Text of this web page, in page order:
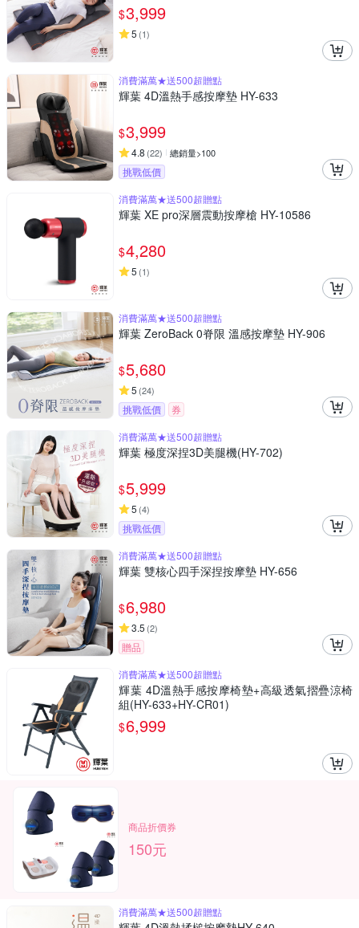
$3,999
5 (1)
消費滿萬★送500超贈點
輝葉 4D溫熱手感按摩墊 HY-633
$3,999
4.8 (22) 總銷量>100
挑戰低價
消費滿萬★送500超贈點
輝葉 XE pro深層震動按摩槍 HY-10586
$4,280
5 (1)
消費滿萬★送500超贈點
輝葉 ZeroBack 0脊限 溫感按摩墊 HY-906
$5,680
5 (24)
挑戰低價
券
消費滿萬★送500超贈點
輝葉 極度深捏3D美腿機(HY-702)
$5,999
5 (4)
挑戰低價
消費滿萬★送500超贈點
輝葉 雙核心四手深捏按摩墊 HY-656
$6,980
3.5 (2)
贈品
消費滿萬★送500超贈點
輝葉 4D溫熱手感按摩椅墊+高級透氣摺疊涼椅
組(HY-633+HY-CR01)
$6,999
商品折價券
150元
消費滿萬★送500超贈點